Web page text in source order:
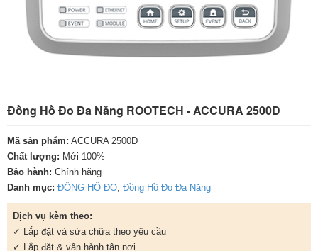
Đồng Hồ Đo Đa Năng ROOTECH - ACCURA 2500D
Mã sản phẩm: ACCURA 2500D
Chất lượng: Mới 100%
Bảo hành: Chính hãng
Danh mục: ĐỒNG HỒ ĐO, Đồng Hồ Đo Đa Năng
Dịch vụ kèm theo:
✓ Lắp đặt và sửa chữa theo yêu cầu
✓ Lắp đặt & vận hành tận nơi